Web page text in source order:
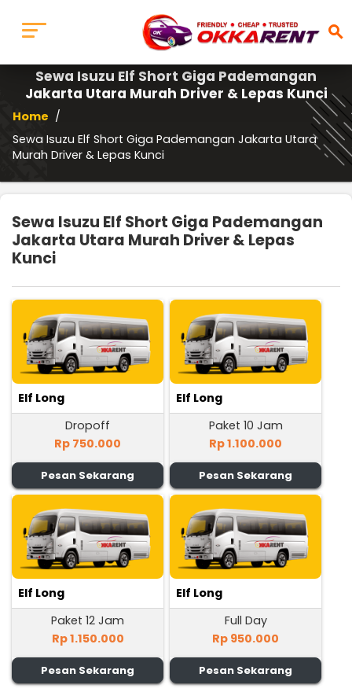
search
Sewa Isuzu Elf Short Giga Pademangan
Jakarta Utara Murah Driver & Lepas Kunci
Home /
Sewa Isuzu Elf Short Giga Pademangan Jakarta Utara
Murah Driver & Lepas Kunci
Sewa Isuzu Elf Short Giga Pademangan
Jakarta Utara Murah Driver & Lepas
Kunci
Elf Long
Dropoff
Rp 750.000
Pesan Sekarang
Elf Long
Paket 10 Jam
Rp 1.100.000
Pesan Sekarang
Elf Long
Paket 12 Jam
Rp 1.150.000
Pesan Sekarang
Elf Long
Full Day
Rp 950.000
Pesan Sekarang